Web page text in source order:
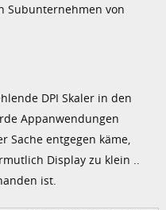
Subunternehmen von
DPI Skaler in den
Appanwendungen
Sache entgegen käme,
Display zu klein ..
ist.